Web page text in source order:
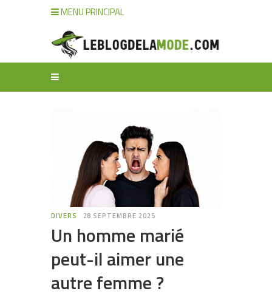
MENU PRINCIPAL
DIVERS 28 SEPTEMBRE 2025
Un homme marié
peut-il aimer une
autre femme ?